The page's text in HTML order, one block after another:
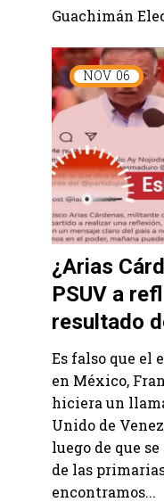
Guachimán
NOV 06
¿Arias
PSUV a
resultado
Es falso que el
en México,
hiciera un
Unido de
luego de que
de las
encontramos...